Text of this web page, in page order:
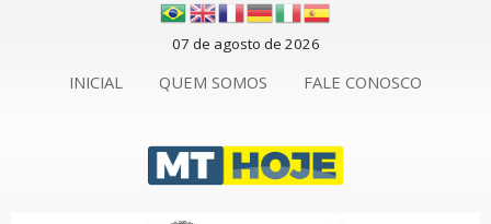
07 de agosto de 2026
INICIAL QUEM SOMOS FALE CONOSCO